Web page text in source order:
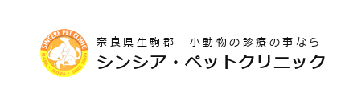
奈良県生駒郡 小動物の診療の事なら
シンシア・ペットクリニック